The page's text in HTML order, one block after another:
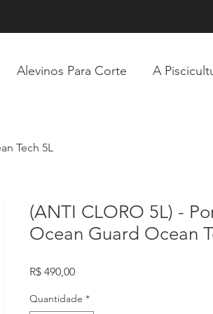
Alevinos Para Corte A
Tech 5L
(ANTI CLORO 5L) -
Ocean Guard Ocean
R$ 490,00Preço
Quantidade *